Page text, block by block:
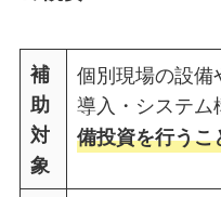
補
助
対
象
個別現場の設
導入・システム
備投資を行うこ